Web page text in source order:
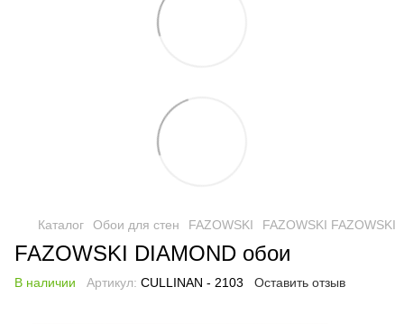
Каталог Обои для стен FAZOWSKI FAZOWSKI FAZOWSKI
FAZOWSKI DIAMOND обои
В наличии Артикул: CULLINAN - 2103 Оставить отзыв